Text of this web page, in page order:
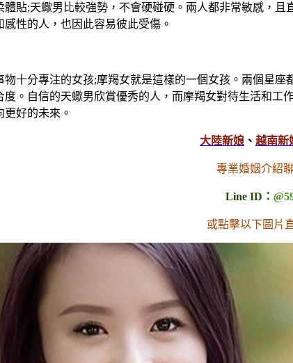
貼;天蠍男比較強勢，不會硬碰硬。兩人都非常敏感，
性的人，也因此容易彼此受傷。
十分專注的女孩;摩羯女就是這樣的一個女孩。兩個星
。自信的天蠍男欣賞優秀的人，而摩羯女對待生活和
好的未來。
大陸新娘 、 越南新
專業婚姻介紹
Line ID：
或點擊以下圖片